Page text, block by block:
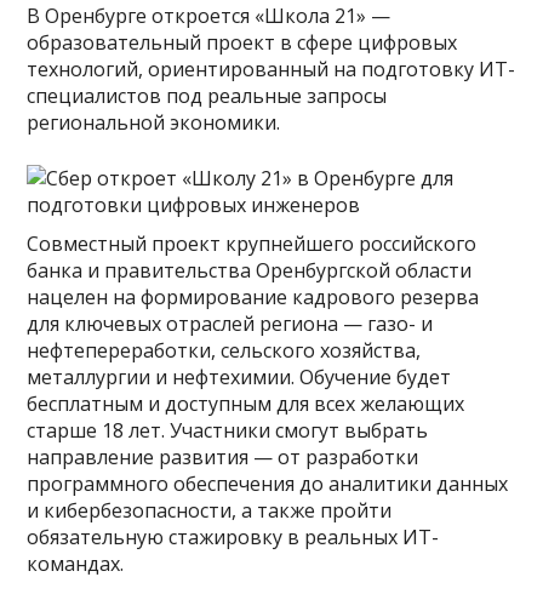
В Оренбурге откроется «Школа 21» —
образовательный проект в сфере цифровых
технологий, ориентированный на подготовку ИТ-
специалистов под реальные запросы
региональной экономики.
Совместный проект крупнейшего российского
банка и правительства Оренбургской области
нацелен на формирование кадрового резерва
для ключевых отраслей региона — газо- и
нефтепереработки, сельского хозяйства,
металлургии и нефтехимии. Обучение будет
бесплатным и доступным для всех желающих
старше 18 лет. Участники смогут выбрать
направление развития — от разработки
программного обеспечения до аналитики данных
и кибербезопасности, а также пройти
обязательную стажировку в реальных ИТ-
командах.